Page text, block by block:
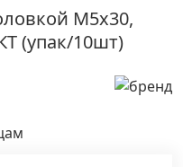
M5х30,
(упак/10шт)